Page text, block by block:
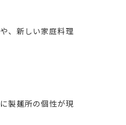
、新しい家庭料理
製麺所の個性が現